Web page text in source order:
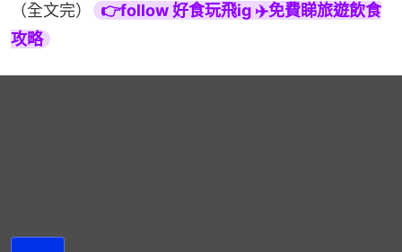
（全文完）
👉follow 好食玩飛ig ✈️免費睇旅遊飲食
攻略